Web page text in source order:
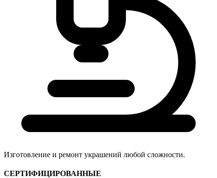
Изготовление и ремонт украшений любой сложности.
СЕРТИФИЦИРОВАННЫЕ